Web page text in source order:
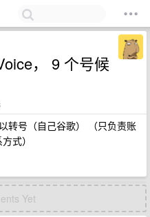
， 9 个号候
转号（自己谷歌） （只负责账
式）
Yet